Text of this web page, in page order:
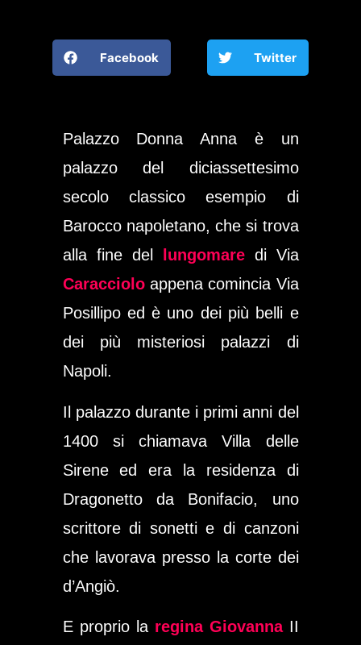
Facebook Twitter
Palazzo Donna Anna è un
palazzo del diciassettesimo
secolo classico esempio di
Barocco napoletano, che si trova
alla fine del
lungomaredi Via
Caraccioloappena comincia Via
Posillipo ed è uno dei più belli e
dei più misteriosi palazzi di
Napoli.
Il palazzo durante i primi anni del
1400 si chiamava Villa delle
Sirene ed era la residenza di
Dragonetto da Bonifacio, uno
scrittore di sonetti e di canzoni
che lavorava presso la corte dei
d’Angiò.
E proprio la regina GiovannaII